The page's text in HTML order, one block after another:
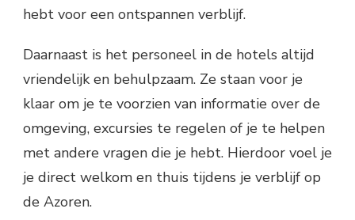
hebt voor een ontspannen verblijf.
Daarnaast is het personeel in de hotels altijd
vriendelijk en behulpzaam. Ze staan voor je
klaar om je te voorzien van informatie over de
omgeving, excursies te regelen of je te helpen
met andere vragen die je hebt. Hierdoor voel je
je direct welkom en thuis tijdens je verblijf op
de Azoren.